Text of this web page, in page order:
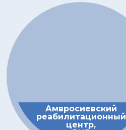
Амвросиевский
реабилитационный
центр,